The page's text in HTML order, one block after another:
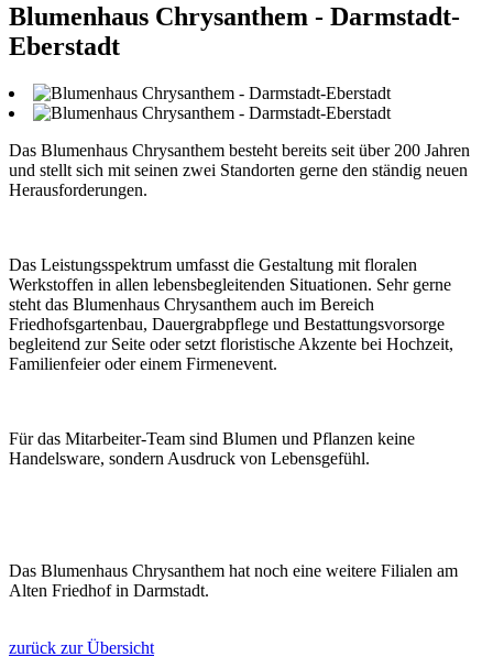
Blumenhaus Chrysanthem - Darmstadt-
Eberstadt
Das Blumenhaus Chrysanthem besteht bereits seit über 200 Jahren
und stellt sich mit seinen zwei Standorten gerne den ständig neuen
Herausforderungen.
Das Leistungsspektrum umfasst die Gestaltung mit floralen
Werkstoffen in allen lebensbegleitenden Situationen. Sehr gerne
steht das Blumenhaus Chrysanthem auch im Bereich
Friedhofsgartenbau, Dauergrabpflege und Bestattungsvorsorge
begleitend zur Seite oder setzt floristische Akzente bei Hochzeit,
Familienfeier oder einem Firmenevent.
Für das Mitarbeiter-Team sind Blumen und Pflanzen keine
Handelsware, sondern Ausdruck von Lebensgefühl.
Das Blumenhaus Chrysanthem hat noch eine weitere Filialen am
Alten Friedhof in Darmstadt.
zurück zur Übersicht